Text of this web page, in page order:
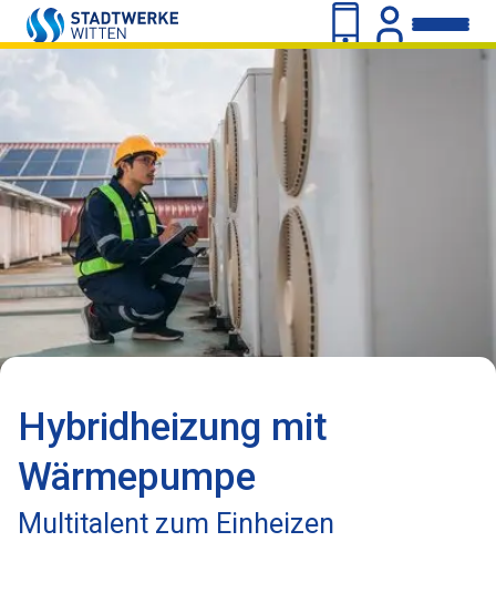
Hybridheizung mit
Wärmepumpe
Multitalent zum Einheizen